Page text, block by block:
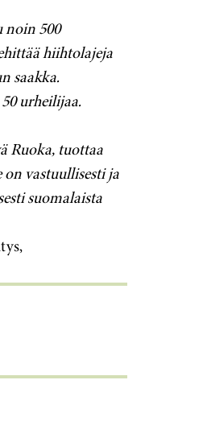
500
hiihtolajeja
saakka.
urheilijaa.
Ruoka, tuottaa
vastuullisesti ja
suomalaista